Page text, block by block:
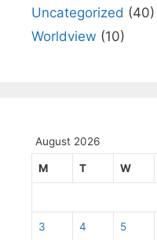
Uncategorized (40)
Worldview (10)
August 2026
M T W
3 4 5